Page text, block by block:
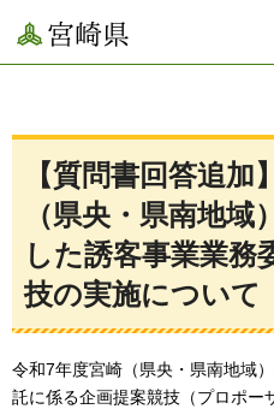
宮崎県
【質問書回答追加
（県央・県南地
した誘客事業業務
技の実施について
令和7年度宮崎（県央・県南地域
託に係る企画提案競技（プロポー